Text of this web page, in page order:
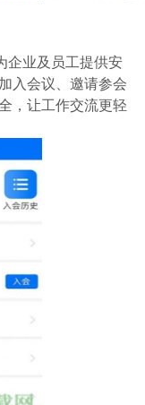
企业及员工提供安
入会议、邀请参会
，让工作交流更轻